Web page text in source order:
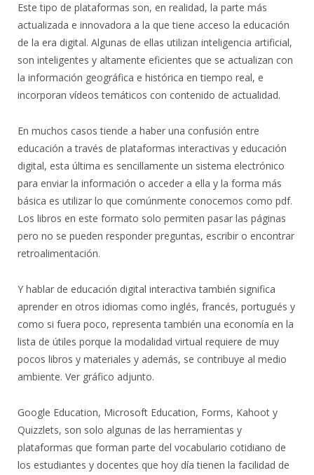
Este tipo de plataformas son, en realidad, la parte más
actualizada e innovadora a la que tiene acceso la educación
de la era digital. Algunas de ellas utilizan inteligencia artificial,
son inteligentes y altamente eficientes que se actualizan con
la información geográfica e histórica en tiempo real, e
incorporan vídeos temáticos con contenido de actualidad.
En muchos casos tiende a haber una confusión entre
educación a través de plataformas interactivas y educación
digital, esta última es sencillamente un sistema electrónico
para enviar la información o acceder a ella y la forma más
básica es utilizar lo que comúnmente conocemos como pdf.
Los libros en este formato solo permiten pasar las páginas
pero no se pueden responder preguntas, escribir o encontrar
retroalimentación.
Y hablar de educación digital interactiva también significa
aprender en otros idiomas como inglés, francés, portugués y
como si fuera poco, representa también una economía en la
lista de útiles porque la modalidad virtual requiere de muy
pocos libros y materiales y además, se contribuye al medio
ambiente. Ver gráfico adjunto.
Google Education, Microsoft Education, Forms, Kahoot y
Quizzlets, son solo algunas de las herramientas y
plataformas que forman parte del vocabulario cotidiano de
los estudiantes y docentes que hoy día tienen la facilidad de